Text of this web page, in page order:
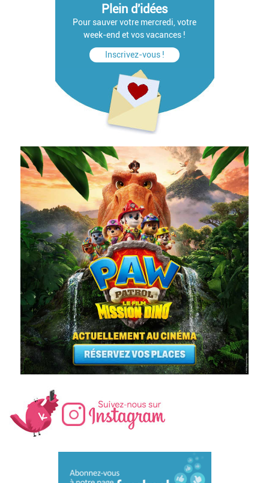
Plein d'idées
Pour sauver votre mercredi, votre
week-end et vos vacances !
Inscrivez-vous !